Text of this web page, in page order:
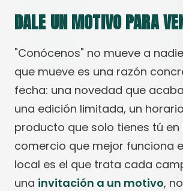
DALE UN MOTIVO PARA
"Conócenos" no mueve a
que mueve es una razón
fecha: una novedad que
una edición limitada, un
producto que solo tienes tú en
comercio que mejor funciona
local es el que trata cada
una invitación a un motivo,